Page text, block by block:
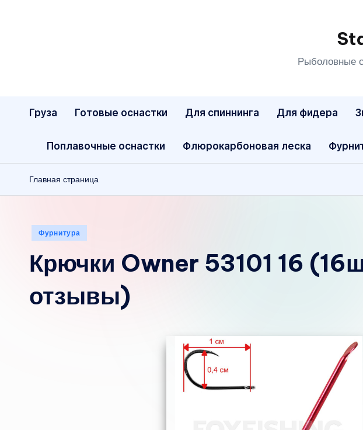
Рыболовные
Груза Готовые оснастки Для спиннинга Для фидера
Поплавочные оснастки Флюрокарбоновая леска
Главная страница
Опубликовано
Фурнитура
Крючки Owner 53101 16
отзывы)